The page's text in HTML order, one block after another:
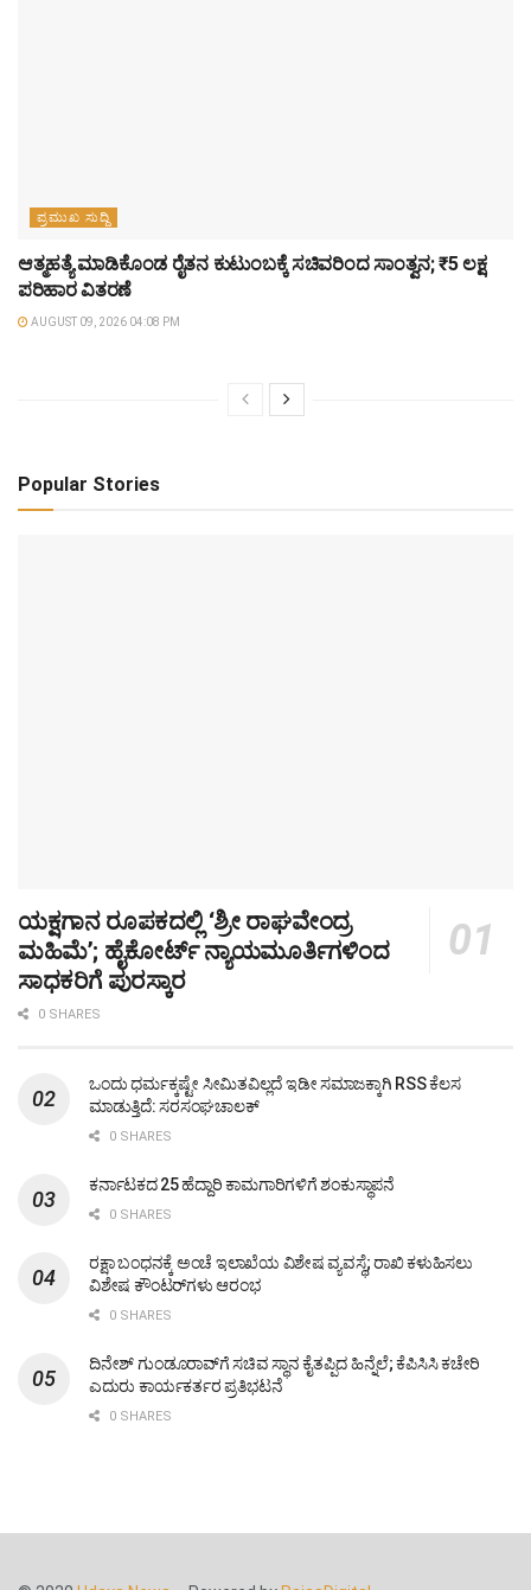
ಪ್ರಮುಖ ಸುದ್ದಿ
ಆತ್ಮಹತ್ಯೆ ಮಾಡಿಕೊಂಡ ರೈತನ ಕುಟುಂಬಕ್ಕೆ ಸಚಿವರಿಂದ ಸಾಂತ್ವನ; ₹5 ಲಕ್ಷ
ಪರಿಹಾರ ವಿತರಣೆ
AUGUST 09, 2026 04:08 PM
Popular Stories
ಯಕ್ಷಗಾನ ರೂಪಕದಲ್ಲಿ ‘ಶ್ರೀ ರಾಘವೇಂದ್ರ
ಮಹಿಮೆ’; ಹೈಕೋರ್ಟ್ ನ್ಯಾಯಮೂರ್ತಿಗಳಿಂದ
ಸಾಧಕರಿಗೆ ಪುರಸ್ಕಾರ
0 SHARES
ಒಂದು ಧರ್ಮಕ್ಕಷ್ಟೇ ಸೀಮಿತವಿಲ್ಲದೆ ಇಡೀ ಸಮಾಜಕ್ಕಾಗಿ RSS ಕೆಲಸ
ಮಾಡುತ್ತಿದೆ: ಸರಸಂಘಚಾಲಕ್
0 SHARES
ಕರ್ನಾಟಕದ 25 ಹೆದ್ದಾರಿ ಕಾಮಗಾರಿಗಳಿಗೆ ಶಂಕುಸ್ಥಾಪನೆ
0 SHARES
ರಕ್ಷಾ ಬಂಧನಕ್ಕೆ ಅಂಚೆ ಇಲಾಖೆಯ ವಿಶೇಷ ವ್ಯವಸ್ಥೆ; ರಾಖಿ ಕಳುಹಿಸಲು
ವಿಶೇಷ ಕೌಂಟರ್‌ಗಳು ಆರಂಭ
0 SHARES
ದಿನೇಶ್ ಗುಂಡೂರಾವ್‌ಗೆ ಸಚಿವ ಸ್ಥಾನ ಕೈತಪ್ಪಿದ ಹಿನ್ನೆಲೆ; ಕೆಪಿಸಿಸಿ ಕಚೇರಿ
ಎದುರು ಕಾರ್ಯಕರ್ತರ ಪ್ರತಿಭಟನೆ
0 SHARES